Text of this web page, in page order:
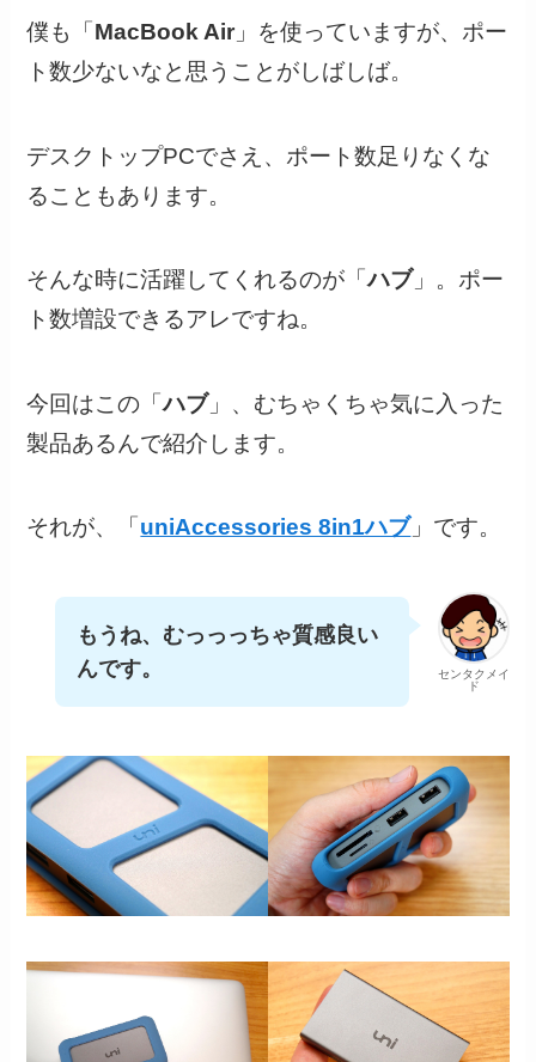
僕も「 MacBook Air 」を使っていますが、ポー
ト数少ないなと思うことがしばしば。
デスクトップPCでさえ、ポート数足りなくな
ることもあります。
そんな時に活躍してくれるのが「ハブ」。ポー
ト数増設できるアレですね。
今回はこの「ハブ」、むちゃくちゃ気に入った
製品あるんで紹介します。
それが、「 uniAccessories 8in1ハブ」です。
センタクメイ
ド
もうね、むっっっちゃ質感良い
んです。